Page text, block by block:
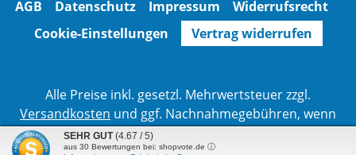
AGB Datenschutz Impressum
Widerrufsrecht
Cookie-Einstellungen
Vertrag widerrufen
Alle Preise inkl. gesetzl. Mehrwertsteuer zzgl.
Versandkosten und ggf. Nachnahmegebühren, wenn
nicht anders angegeben.
SEHR GUT (4.67 / 5)
aus 30 Bewertungen bei: shopvote.de ⓘ